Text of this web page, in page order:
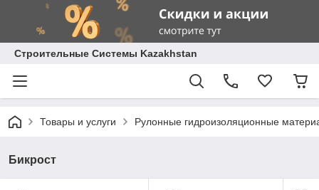
Строительные Системы Kazakhstan
Товары и услуги Рулонные гидроизоляционные
Бикрост